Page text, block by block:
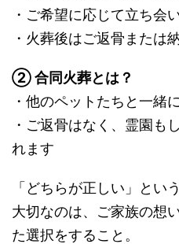
・ご希望に応じて立ち会
・火葬後はご返骨または
② 合同火葬とは？
・他のペットたちと一緒
・ご返骨はなく、霊園も
れます
「どちらが正しい」とい
大切なのは、ご家族の想
た選択をすること。